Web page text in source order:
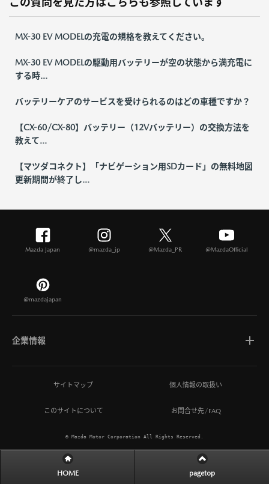
MX-30 EV MODELの充電の規格を教えてください。
MX-30 EV MODELの駆動用バッテリーが空の状態から満充電に
する時...
バッテリーケアのサービスを受けられるのはどの車種ですか？
【CX-60/CX-80】バッテリー（12Vバッテリー）の交換方法を
教えて...
【マツダコネクト】「ナビゲーション用SDカード」の無料地図
更新期間が終了し...
Mazda Japan @mazda_jp @Mazda_PR @MazdaOfficial
@mazdajapan
企業情報
マツダについて
ひとを想う価値創造
サステナビリティ
サイトマップ 個人情報の取扱い
このサイトについて お問合せ先/FAQ
© Mazda Motor Corporation All Rights Reserved.
HOME pagetop